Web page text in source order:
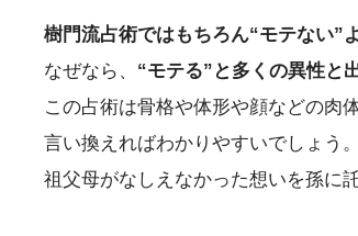
樹門流占術ではもちろん“モテない”
なぜなら、 “モテる”と多くの異性と
この占術は骨格や体形や顔などの肉
言い換えればわかりやすいでしょう。
祖父母がなしえなかった想いを孫に